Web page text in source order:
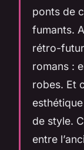
ponts de
fumants.
rétro-
romans :
robes. Et
de style.
entre